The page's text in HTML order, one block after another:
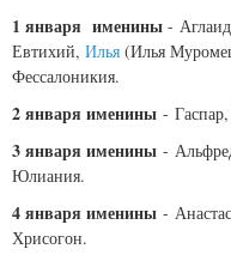
1 января именины -
Евтихий, Илья (Илья
Фессалоникия.
2 января именины - Гаспар,
3 января именины -
Юлиания.
4 января именины -
Хрисогон.